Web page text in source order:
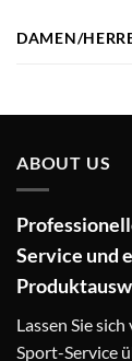
DAMEN/
ABOUT US
Service und
Lassen Sie
Sport-Service